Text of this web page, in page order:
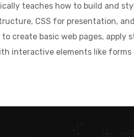
teaches how to build and
CSS for presentation,
create basic web pages, apply
interactive elements like forms